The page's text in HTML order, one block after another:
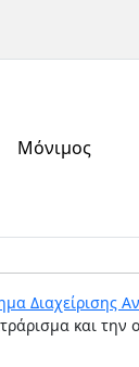
Μόνιμος
Διαχείρισης
και